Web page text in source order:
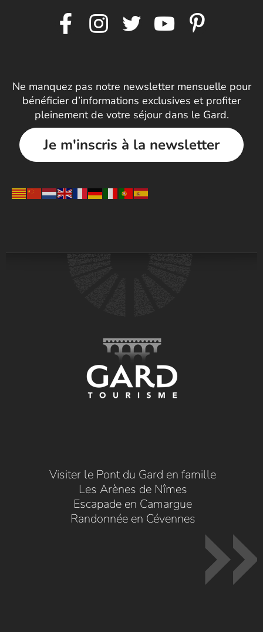
Ne manquez pas notre newsletter mensuelle pour
bénéficier d’informations exclusives et profiter
pleinement de votre séjour dans le Gard.
Je m'inscris à la newsletter
Visiter le Pont du Gard en famille
Les Arènes de Nîmes
Escapade en Camargue
Randonnée en Cévennes